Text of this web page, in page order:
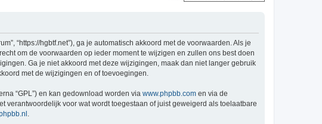
“https://hgbtf.net”), ga je automatisch akkoord met de voorwaarden. Als je
om de voorwaarden op ieder moment te wijzigen en zullen ons best doen
Ga je niet akkoord met deze wijzigingen, maak dan niet langer gebruik
met de wijzigingen en of toevoegingen.
“GPL”) en kan gedownload worden via www.phpbb.com en via de
verantwoordelijk voor wat wordt toegestaan of juist geweigerd als toelaatbare